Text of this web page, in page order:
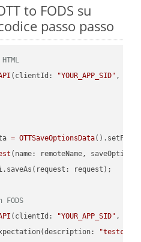
to FODS su
passo passo
(clientId: "YOUR_APP_SID" ,
= OTTSaveOptionsData
(name: remoteName,
request);
(clientId: "YOUR_APP_SID" ,